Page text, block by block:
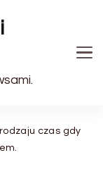
czas gdy